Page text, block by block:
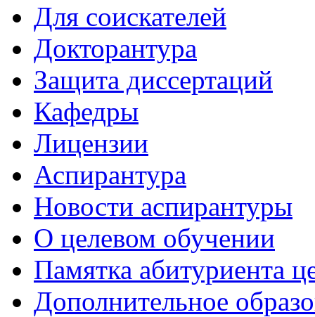
Для соискателей
Докторантура
Защита диссертаций
Кафедры
Лицензии
Аспирантура
Новости аспирантуры
О целевом обучении
Памятка абитуриента
Дополнительное